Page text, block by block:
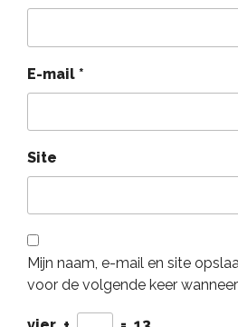
E-mail *
Site
Mijn naam, e-mail en site
voor de volgende keer